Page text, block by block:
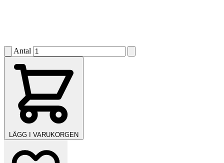
Antal
LÄGG I VARUKORGEN